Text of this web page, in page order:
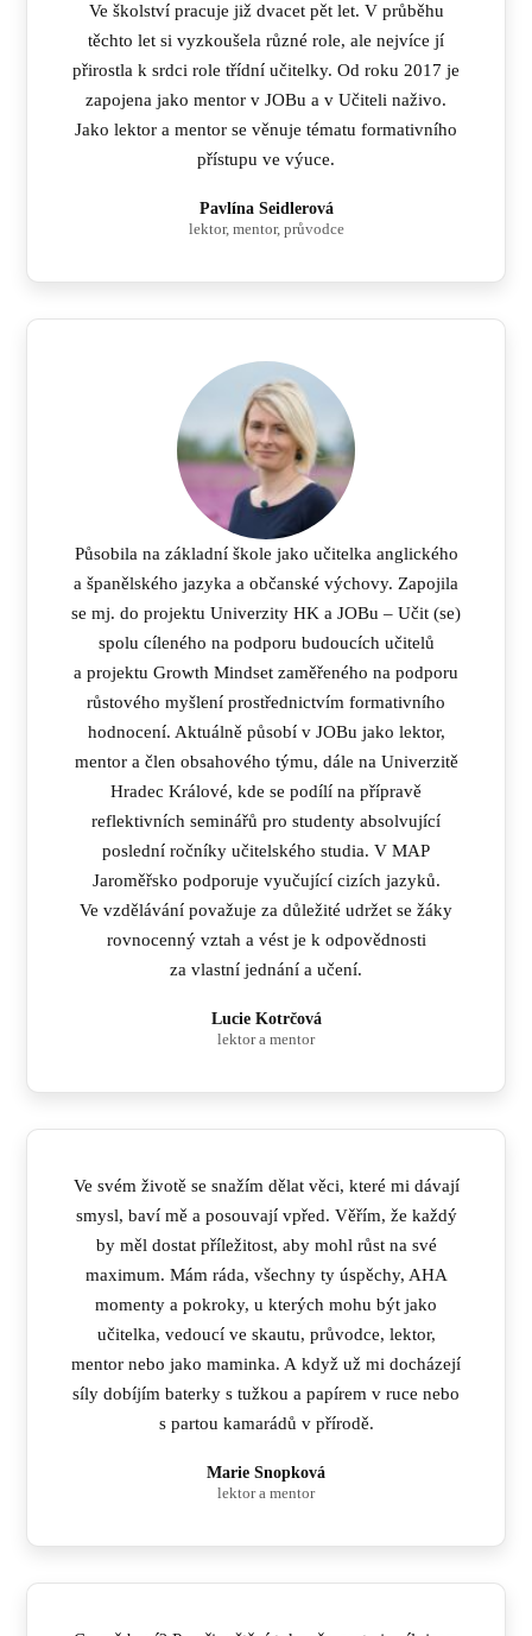
Ve školství pracuje již dvacet pět let. V průběhu
těchto let si vyzkoušela různé role, ale nejvíce jí
přirostla k srdci role třídní učitelky. Od roku 2017 je
zapojena jako mentor v JOBu a v Učiteli naživo.
Jako lektor a mentor se věnuje tématu formativního
přístupu ve výuce.
Pavlína Seidlerová
lektor, mentor, průvodce
Působila na základní škole jako učitelka anglického
a španělského jazyka a občanské výchovy. Zapojila
se mj. do projektu Univerzity HK a JOBu – Učit (se)
spolu cíleného na podporu budoucích učitelů
a projektu Growth Mindset zaměřeného na podporu
růstového myšlení prostřednictvím formativního
hodnocení. Aktuálně působí v JOBu jako lektor,
mentor a člen obsahového týmu, dále na Univerzitě
Hradec Králové, kde se podílí na přípravě
reflektivních seminářů pro studenty absolvující
poslední ročníky učitelského studia. V MAP
Jaroměřsko podporuje vyučující cizích jazyků.
Ve vzdělávání považuje za důležité udržet se žáky
rovnocenný vztah a vést je k odpovědnosti
za vlastní jednání a učení.
Lucie Kotrčová
lektor a mentor
Ve svém životě se snažím dělat věci, které mi dávají
smysl, baví mě a posouvají vpřed. Věřím, že každý
by měl dostat příležitost, aby mohl růst na své
maximum. Mám ráda, všechny ty úspěchy, AHA
momenty a pokroky, u kterých mohu být jako
učitelka, vedoucí ve skautu, průvodce, lektor,
mentor nebo jako maminka. A když už mi docházejí
síly dobíjím baterky s tužkou a papírem v ruce nebo
s partou kamarádů v přírodě.
Marie Snopková
lektor a mentor